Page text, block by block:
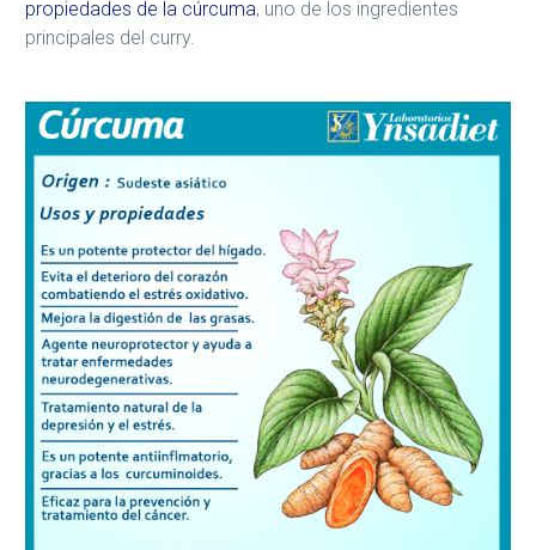
propiedades de la cúrcuma, uno de los ingredientes
principales del curry.